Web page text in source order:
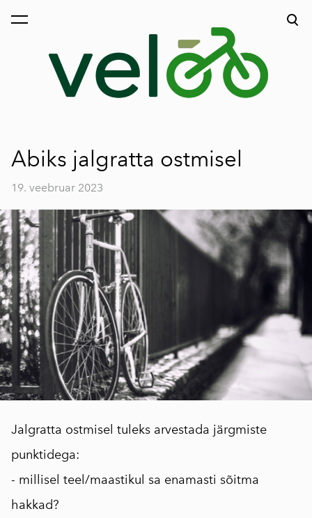
lisati ostukorvi.
Abiks jalgratta ostmisel
19. veebruar 2023
Jalgratta ostmisel tuleks arvestada järgmiste
punktidega:
- millisel teel/maastikul sa enamasti sõitma
hakkad?